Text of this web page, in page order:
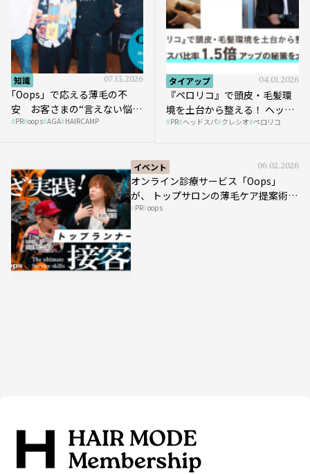
知識 07.13.2026
｢Oops」で応える薄毛の不
安 お客さまの“言えない悩
み”にどう向き合う？ ＃01
PR oops AGA HAIRCAMP
タイアップ 04.01.2026
『ペロリコ』で頭皮・毛髪環
境を土台から整える！ ヘッド
スパ比率1.5倍アップの秘策を
PR ヘッドスパ クレシオ ペロリコ
イベント 06.02.2026
オンライン診療サービス「Oops」
が、 トップサロンの薄毛ケア提案術を
HAIRCAMPで公開！
PR oops